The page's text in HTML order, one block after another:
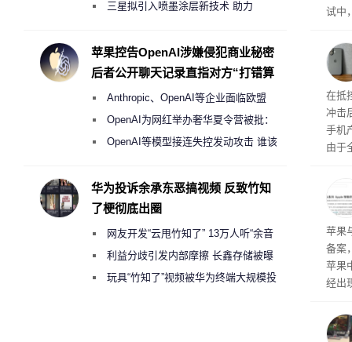
试中
互
桌面
系
在抵
冲击
手机
由于
前受
保
了
苹果
备案
苹果
经出
偷偷共享带宽的违规行为
三星拟引入喷墨涂层新技术 助力
度
苹果控告OpenAI涉嫌侵犯商业秘密
后者公开聊天记录直指对方“打错算
Anthropic、OpenAI等企业面临欧盟
《人工智能法案》全新执法权限审查
OpenAI为网红举办奢华夏令营被批：
2000美元一晚 遭讽“反乌托邦”
OpenAI等模型接连失控发动攻击 谁该
华为投诉余承东恶搞视频 反致竹知
了梗彻底出圈
网友开发“云甩竹知了” 13万人听“余音
绕梁”利益分歧引发内部摩擦 长鑫存储被曝
曾将华为驻场工程师驱逐出研发基地
玩具“竹知了”视频被华为终端大规模投